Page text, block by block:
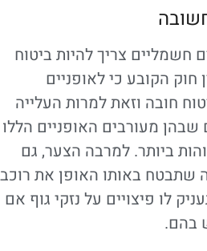
חשמליים צריך להיות ביטוח
חוק הקובע כי לאופניים
חובה וזאת למרות העלייה
מעורבים האופניים הללו
ביותר. למרבה הצער, גם
שתבטח באותו האופן את רוכב
לו פיצויים על נזקי גוף אם
בהם.